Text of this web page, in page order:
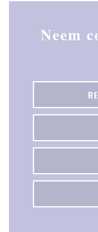
Neem